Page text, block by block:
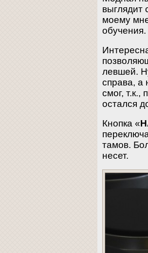
выглядит
моему
обучения.
левшей.
справа, а
смог,
остался
Кнопка «
тамов.
несет.